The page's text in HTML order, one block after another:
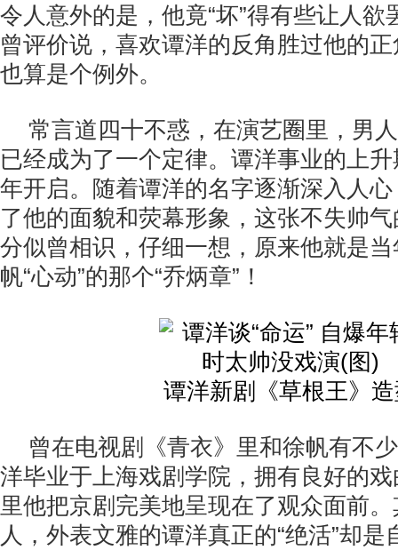
令人意外的是，他竟“坏”得有些让人欲
曾评价说，喜欢谭洋的反角胜过他的
也算是个例外。
常言道四十不惑，在演艺圈里，男
已经成为了一个定律。谭洋事业的上
年开启。随着谭洋的名字逐渐深入人
了他的面貌和荧幕形象，这张不失帅
分似曾相识，仔细一想，原来他就是
帆“心动”的那个“乔炳章”！
谭洋新剧《草根王》
曾在电视剧《青衣》里和徐帆有不
洋毕业于上海戏剧学院，拥有良好的
里他把京剧完美地呈现在了观众面前
人，外表文雅的谭洋真正的“绝活”却是